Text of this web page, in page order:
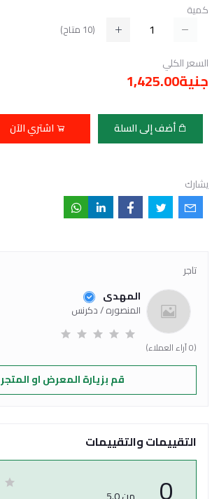
كمية
(
10 متاح)
السعر الكلي
جنية1,425.00
أضف إلى السلة اشتري الآن
يشارك
تاجر
المهدى
المنصوره / دكرنس
(0 آراء العملاء)
قم بزيارة المعرض او المتجر
التقييمات والتقييمات